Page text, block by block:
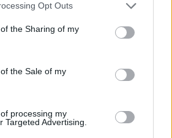
Opt Outs
the Sharing of my
the Sale of my
processing my
Targeted Advertising.